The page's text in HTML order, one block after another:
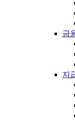
금
지